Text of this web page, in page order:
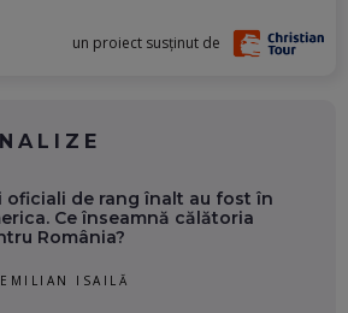
un proiect susținut de
oficiali de rang înalt au fost în
Ce înseamnă călătoria
România?
EMILIAN ISAILĂ